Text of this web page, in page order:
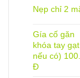
Nẹp chỉ 2
Gía cố găn
khóa tay
nếu có)
Đ